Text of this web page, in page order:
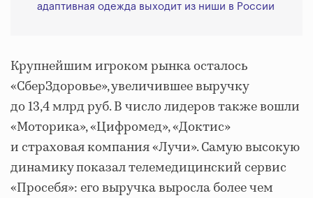
адаптивная одежда выходит из ниши в России
Крупнейшим игроком рынка осталось
«СберЗдоровье», увеличившее выручку
до 13,4 млрд руб. В число лидеров также вошли
«Моторика», «Цифромед», «Доктис»
и страховая компания «Лучи». Самую высокую
динамику показал телемедицинский сервис
«Просебя»: его выручка выросла более чем